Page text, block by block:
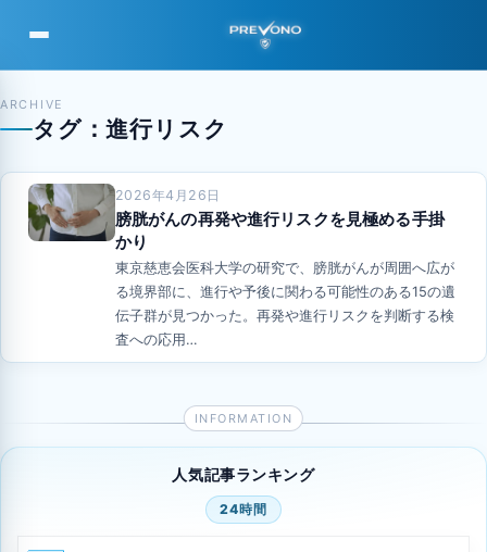
PREVONO
ARCHIVE
タグ：進行リスク
2026年4月26日
膀胱がんの再発や進行リスクを見極める手掛
かり
東京慈恵会医科大学の研究で、膀胱がんが周囲へ広が
る境界部に、進行や予後に関わる可能性のある15の遺
伝子群が見つかった。再発や進行リスクを判断する検
査への応用…
人気記事ランキング
24時間